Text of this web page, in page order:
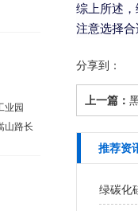
业园
山路长
综上所述
注意选择
分享到：
上一篇：
推荐资
绿碳化